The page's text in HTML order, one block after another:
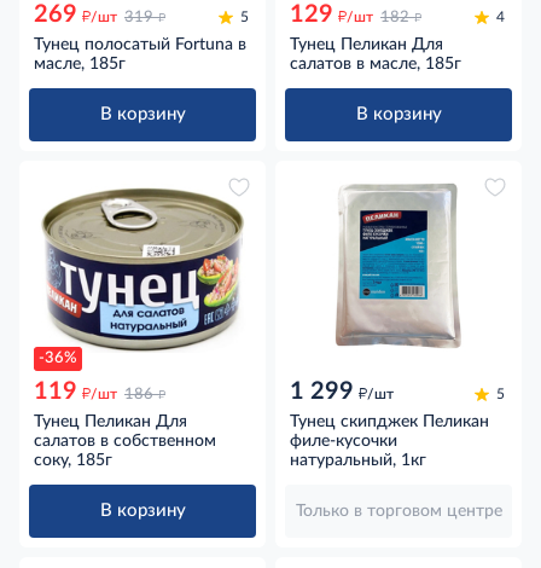
269 д/шт 319 д 5
Тунец полосатый Fortuna в
масле, 185г
В корзину
129 д/шт 182 д 4
Тунец Пеликан Для
салатов в масле, 185г
В корзину
-36%
119 д/шт 186 д
Тунец Пеликан Для
салатов в собственном
соку, 185г
В корзину
1 299 д/шт 5
Тунец скипджек Пеликан
филе-кусочки
натуральный, 1кг
Только в торговом центре